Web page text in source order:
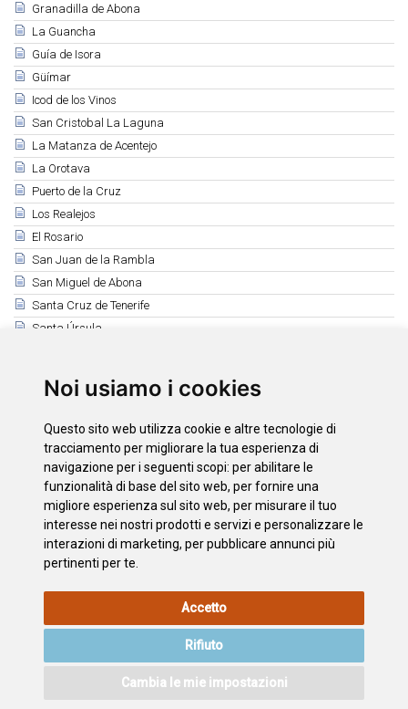
Noi usiamo i cookies
Questo sito web utilizza cookie e altre tecnologie di
tracciamento per migliorare la tua esperienza di
navigazione per i seguenti scopi: per abilitare le
funzionalità di base del sito web, per fornire una
migliore esperienza sul sito web, per misurare il tuo
interesse nei nostri prodotti e servizi e personalizzare le
interazioni di marketing, per pubblicare annunci più
pertinenti per te
Accetto
Rifiuto
Cambia le mie impostazioni
Granadilla de Abona
La Guancha
Guía de Isora
Güímar
Icod de los Vinos
San Cristobal La Laguna
La Matanza de Acentejo
La Orotava
Puerto de la Cruz
Los Realejos
El Rosario
San Juan de la Rambla
San Miguel de Abona
Santa Cruz de Tenerife
Santa Úrsula
Los Silos
El Tanque
Tegueste
La Victoria de Acentejo
Vilaflor
INFORMAZIONI
MAPPA
ACCESSIBILITÀ CONTATTO
. Todos los derechos reservados.